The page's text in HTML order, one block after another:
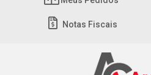
Notas Fiscais